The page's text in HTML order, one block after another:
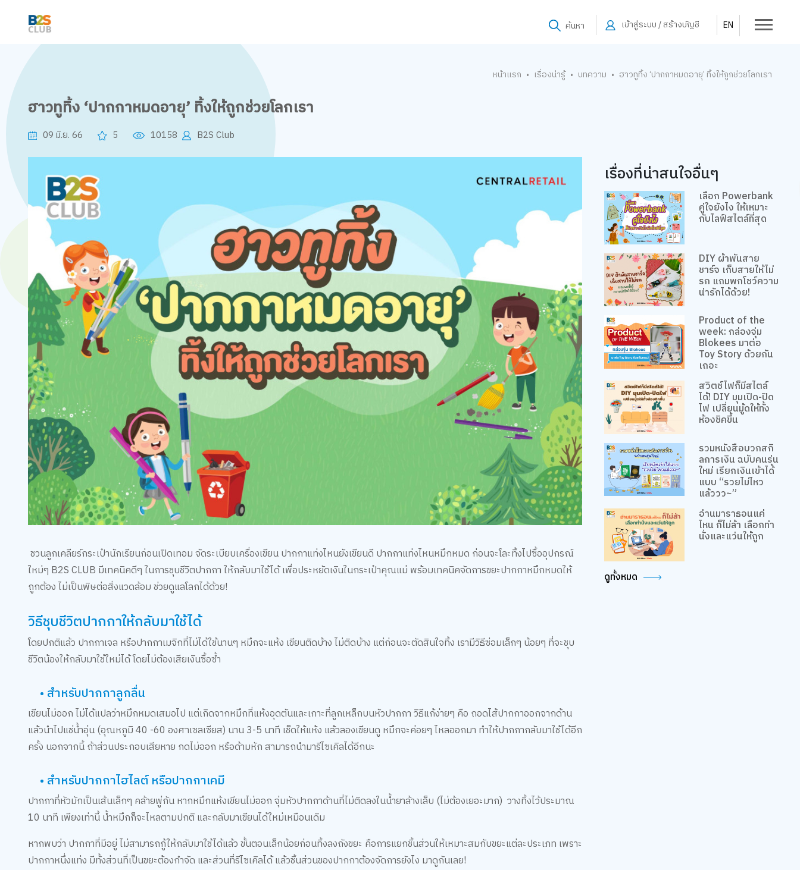
ค้นหา เข้าสู่ระบบ / สร้างบัญชี EN
หน้าแรก • เรื่องน่ารู้ • บทความ • ฮาวทูทิ้ง ‘ปากกาหมดอายุ’ ทิ้งให้ถูกช่วยโลกเรา
ฮาวทูทิ้ง ‘ปากกาหมดอายุ’ ทิ้งให้ถูกช่วยโลกเรา
09 มิ.ย. 66 5 10158 B2S Club
ชวนลูกเคลียร์กระเป๋านักเรียนก่อนเปิดเทอม จัดระเบียบเครื่องเขียน ปากกาแท่งไหนยังเขียนดี ปากกาแท่งไหนหมึกหมด ก่อนจะโละทิ้งไปซื้ออุปกรณ์
ใหม่ๆ B2S CLUB มีเทคนิคดีๆ ในการชุบชีวิตปากกา ให้กลับมาใช้ได้ เพื่อประหยัดเงินในกระเป๋าคุณแม่ พร้อมเทคนิคจัดการขยะปากกาหมึกหมดให้
ถูกต้อง ไม่เป็นพิษต่อสิ่งแวดล้อม ช่วยดูแลโลกได้ด้วย!
วิธีชุบชีวิตปากกาให้กลับมาใช้ได้
โดยปกติแล้ว ปากกาเจล หรือปากกาเมจิกที่ไม่ได้ใช้นานๆ หมึกจะแห้ง เขียนติดบ้าง ไม่ติดบ้าง แต่ก่อนจะตัดสินใจทิ้ง เรามีวิธีซ่อมเล็กๆ น้อยๆ ที่จะชุบ
ชีวิตน้องให้กลับมาใช้ใหม่ได้ โดยไม่ต้องเสียเงินซื้อซ้ำ
• สำหรับปากกาลูกลื่น
เขียนไม่ออก ไม่ได้แปลว่าหมึกหมดเสมอไป แต่เกิดจากหมึกที่แห้งอุดตันและเกาะที่ลูกเหล็กบนหัวปากกา วิธีแก้ง่ายๆ คือ ถอดไส้ปากกาออกจากด้าน
แล้วนำไปแช่น้ำอุ่น (อุณหภูมิ 40 -60 องศาเซลเซียส) นาน 3-5 นาที เช็ดให้แห้ง แล้วลองเขียนดู หมึกจะค่อยๆ ไหลออกมา ทำให้ปากกากลับมาใช้ได้อีก
ครั้ง นอกจากนี้ ถ้าส่วนประกอบเสียหาย กดไม่ออก หรือด้ามหัก สามารถนำมารีไซเคิลได้อีกนะ
• สำหรับปากกาไฮไลต์ หรือปากกาเคมี
ปากกาที่หัวมักเป็นเส้นเล็กๆ คล้ายพู่กัน หากหมึกแห้งเขียนไม่ออก จุ่มหัวปากกาด้านที่ไม่ติดลงในน้ำยาล้างเล็บ (ไม่ต้องเยอะมาก) วางทิ้งไว้ประมาณ
10 นาที เพียงเท่านี้ น้ำหมึกก็จะไหลตามปกติ และกลับมาเขียนได้ใหม่เหมือนเดิม
หากพบว่า ปากกาที่มีอยู่ ไม่สามารถกู้ให้กลับมาใช้ได้แล้ว ขั้นตอนเล็กน้อยก่อนทิ้งลงถังขยะ คือการแยกชิ้นส่วนให้เหมาะสมกับขยะแต่ละประเภท เพราะ
ปากกาหนึ่งแท่ง มีทั้งส่วนที่เป็นขยะต้องกำจัด และส่วนที่รีไซเคิลได้ แล้วชิ้นส่วนของปากกาต้องจัดการยังไง มาดูกันเลย!
เรื่องที่น่าสนใจอื่นๆ
เลือก Powerbank
คู่ใจยังไง ให้เหมาะ
กับไลฟ์สไตล์ที่สุด
DIY ผ้าพันสาย
ชาร์จ เก็บสายให้ไม่
รก แถมพกโชว์ความ
น่ารักได้ด้วย!
Product of the
week: กล่องจุ่ม
Blokees มาต่อ
Toy Story ด้วยกัน
เถอะ
สวิตช์ไฟก็มีสไตล์
ได้! DIY มุมเปิด-ปิด
ไฟ เปลี่ยนมู้ดให้ทั้ง
ห้องชิคขึ้น
รวมหนังสือบวกสกิ
ลการเงิน ฉบับคนรุ่น
ใหม่ เรียกเงินเข้าได้
แบบ “รวยไม่ไหว
แล้ววว~”
อ่านมาราธอนแค่
ไหน ก็ไม่ล้า เลือกท่า
นั่งและแว่นให้ถูก
ดูทั้งหมด